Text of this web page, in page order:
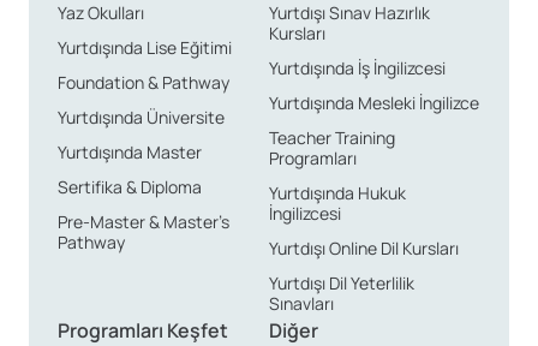
Yaz Okulları
Yurtdışında Lise Eğitimi
Foundation & Pathway
Yurtdışında Üniversite
Yurtdışında Master
Sertifika & Diploma
Pre-Master & Master’s
Pathway
Yurtdışı Sınav Hazırlık
Kursları
Yurtdışında İş İngilizcesi
Yurtdışında Mesleki İngilizce
Teacher Training
Programları
Yurtdışında Hukuk
İngilizcesi
Yurtdışı Online Dil Kursları
Yurtdışı Dil Yeterlilik
Sınavları
Programları Keşfet Diğer